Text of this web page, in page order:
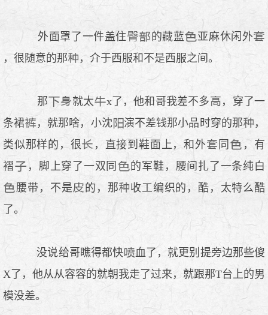
外面罩了一件盖住 的藏蓝
亚麻休闲外
，很随意的那
，介于西服和不是西服之间。
那 就太 x了，他和哥我差不多
，穿了一
条裙
，就那啥，小沈 演不差钱那小品时穿的那
，
类似那样的，很
，直接到鞋面上，和外 同
，有
褶
，脚上穿了一双同
的军鞋，腰间扎了一条纯白
腰带，不是
的，那
收工编织的，酷，太特么酷
了。
没说给哥瞧得都快
血了，就更别提旁边那些傻
X了，他从从容容的就朝我走了过来，就跟那T台上的男
模没差。